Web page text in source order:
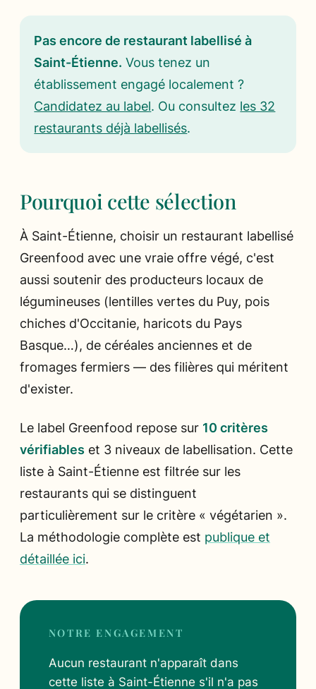
Pas encore de restaurant labellisé à
Saint-Étienne. Vous tenez un
établissement engagé localement ?
Candidatez au label. Ou consultez les 32
restaurants déjà labellisés.
Pourquoi cette sélection
À Saint-Étienne, choisir un restaurant labellisé
Greenfood avec une vraie offre végé, c'est
aussi soutenir des producteurs locaux de
légumineuses (lentilles vertes du Puy, pois
chiches d'Occitanie, haricots du Pays
Basque…), de céréales anciennes et de
fromages fermiers — des filières qui méritent
d'exister.
Le label Greenfood repose sur 10 critères
vérifiables et 3 niveaux de labellisation. Cette
liste à Saint-Étienne est filtrée sur les
restaurants qui se distinguent
particulièrement sur le critère « végétarien ».
La méthodologie complète est publique et
détaillée ici.
NOTRE ENGAGEMENT
Aucun restaurant n'apparaît dans
cette liste à Saint-Étienne s'il n'a pas